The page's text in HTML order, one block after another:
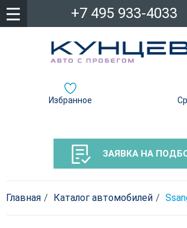
+7 495 933-4033
Избранное
ЗАЯВКА НА
Главная Каталог автомобилей